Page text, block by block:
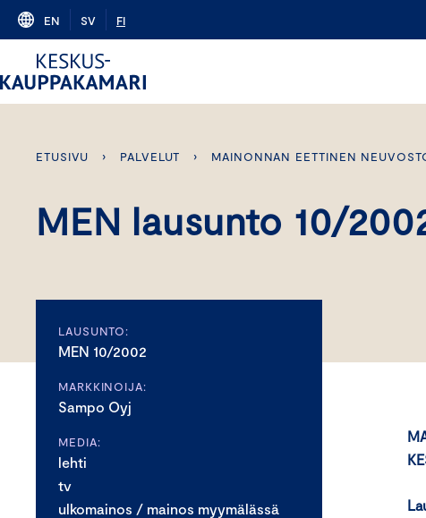
Skip
content
EN SV FI
ETUSIVU › PALVELUT › MAINONNAN EETTINEN
MEN lausunto 10/
LAUSUNTO:
MEN 10/2002
MARKKINOIJA:
Sampo Oyj
MEDIA:
lehti
tv
ulkomainos / mainos myymälässä